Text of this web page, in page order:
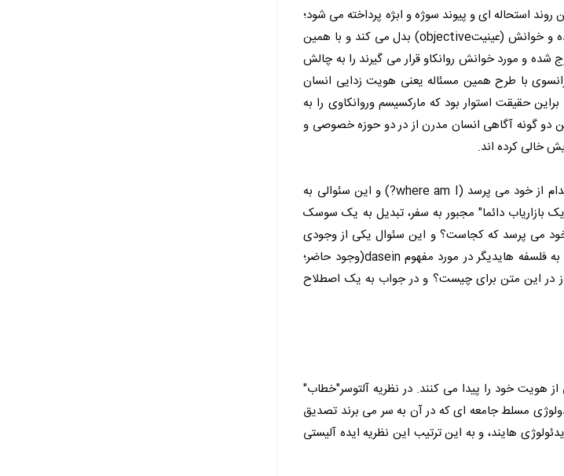
استحاله ای و پیوند سوژه و ابژه پرداخته می شود؛
او با خالکوبی عقاید و خواست هایش (ذهنیت یاsubjectivity) را به شی ای قابل مشاهده و خوانش (عینیتobjective) بدل می کند و با همین
شده و مورد خوانش روانکاو قرار می گیرند را به چالش
با طرح همین مسئاله یعنی هویت زدایی انسان
حقیقت استوار بود که مارکسیسم وروانکاوی را به
دو گونه آگاهی انسان مدرن از در دو حوزه خصوصی و
خالی کرده اند.
قهرمان "یاد آوری" در معرض سوء استفاده و بهره کشی های مادی و احساسی است. او مدام از خود می پرسد (where am I?) و این سئوالی به
بازاریاب دائما" مجبور به سفر، تبدیل به یک سوسک
خود می پرسد که کجاست؟ و این سئوال یکی از وجودی
ترین سئوالاتی ست که می توان در باره خود و هستی به آن اندیشید و با این اندیشیدن به فلسفه هایدیگر در مورد مفهوم dasein(وجود حاضر؛
در این متن برای چیست؟ و در جواب به یک اصطلاح
هویت خود را پیدا می کنند. در نظریه آلتوسر"خطاب"
مسلط جامعه ای که در آن به سر می برند تصدیق
هایند، و به این ترتیب این نظریه ایده آلیستی